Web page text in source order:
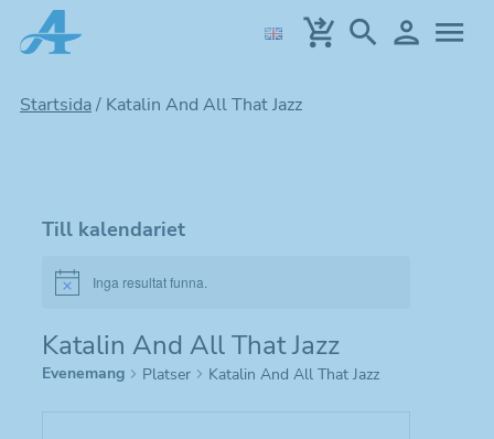
Hoppa
till
Startsida/ Katalin And All That Jazz
Till kalendariet
Notice Inga resultat funna.
Katalin And All That Jazz
Evenemang Platser Katalin And All That Jazz